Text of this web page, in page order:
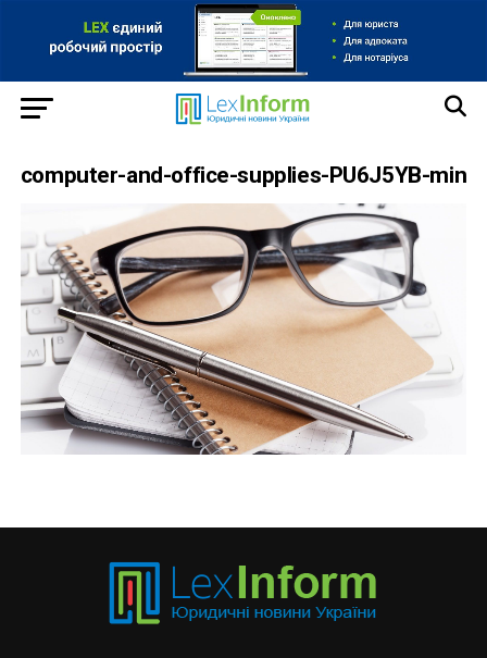
computer-and-office-supplies-PU6J5YB-min